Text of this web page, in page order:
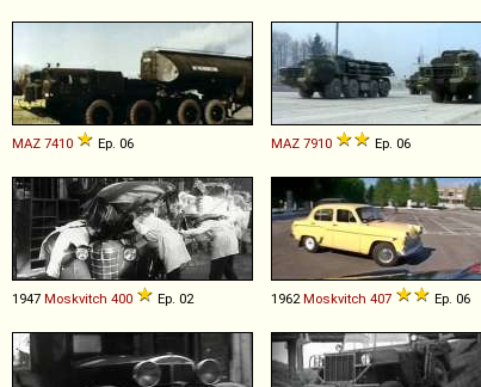
MAZ 7410 Ep. 06 MAZ 7910 Ep. 06
1947 Moskvitch 400 Ep. 02 1962 Moskvitch 407 Ep. 06